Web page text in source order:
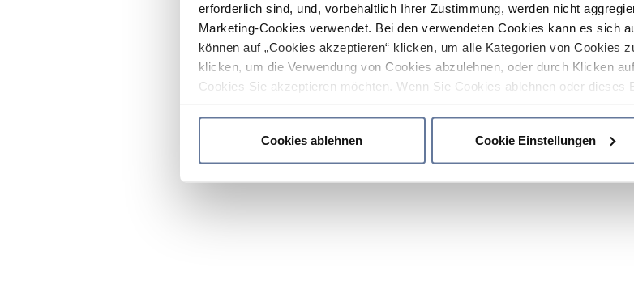
erforderlich sind, und, vorbehaltlich Ihrer Zustimmung, werden nicht
Marketing-Cookies verwendet. Bei den verwendeten Cookies kann es sich
können auf „Cookies akzeptieren“ klicken, um alle Kategorien von Cookies
klicken, um die Verwendung von Cookies abzulehnen, oder durch Klicken
Cookies Sie akzeptieren möchten. Wenn Sie Cookies ablehnen oder dieses
Cookies ablehnen
Cookie Einstellungen